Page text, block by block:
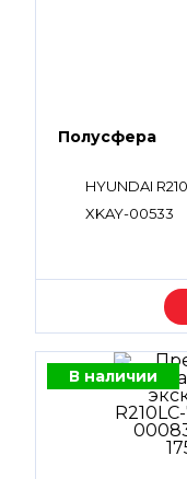
Полусфера
HYUNDAI
XKAY-00533
В наличии